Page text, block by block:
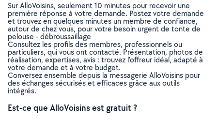
Sur AlloVoisins, seulement 10 minutes pour recevoir une
première réponse à votre demande. Postez votre demande
et trouvez en quelques minutes un membre de confiance,
autour de chez vous, pour votre besoin urgent de tonte de
pelouse - débroussaillage
Consultez les profils des membres, professionnels ou
particuliers, qui vous ont contacté. Présentation, photos de
réalisation, expertises, avis : trouvez l'offreur idéal, adapté à
votre demande et à votre budget.
Conversez ensemble depuis la messagerie AlloVoisins pour
des échanges sécurisés et efficaces grâce aux outils
intégrés.
Est-ce que AlloVoisins est gratuit ?